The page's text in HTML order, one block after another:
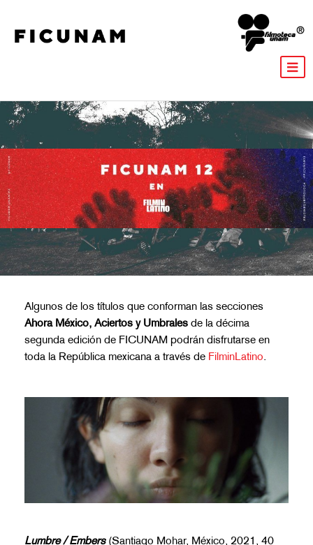
Algunos de los títulos que conforman las secciones
Ahora México, Aciertos y Umbrales de la décima
segunda edición de FICUNAM podrán disfrutarse en
toda la República mexicana a través de FilminLatino.
Lumbre / Embers (Santiago Mohar, México, 2021, 40